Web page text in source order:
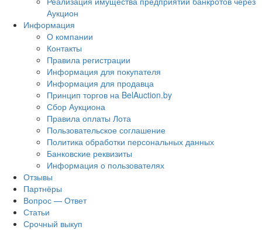
Аукцион
Информация
О компании
Контакты
Правила регистрации
Информация для покупателя
Информация для продавца
Принцип торгов на BelAuction.by
Сбор Аукциона
Правила оплаты Лота
Пользовательское соглашение
Политика обработки персональных данных
Банковские реквизиты
Информация о пользователях
Отзывы
Партнёры
Вопрос — Ответ
Статьи
Срочный выкуп